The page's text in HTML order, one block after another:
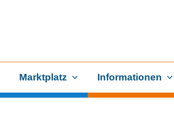
Marktplatz Informationen